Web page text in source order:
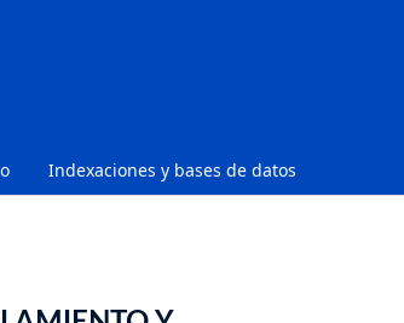
Indexaciones y bases de datos